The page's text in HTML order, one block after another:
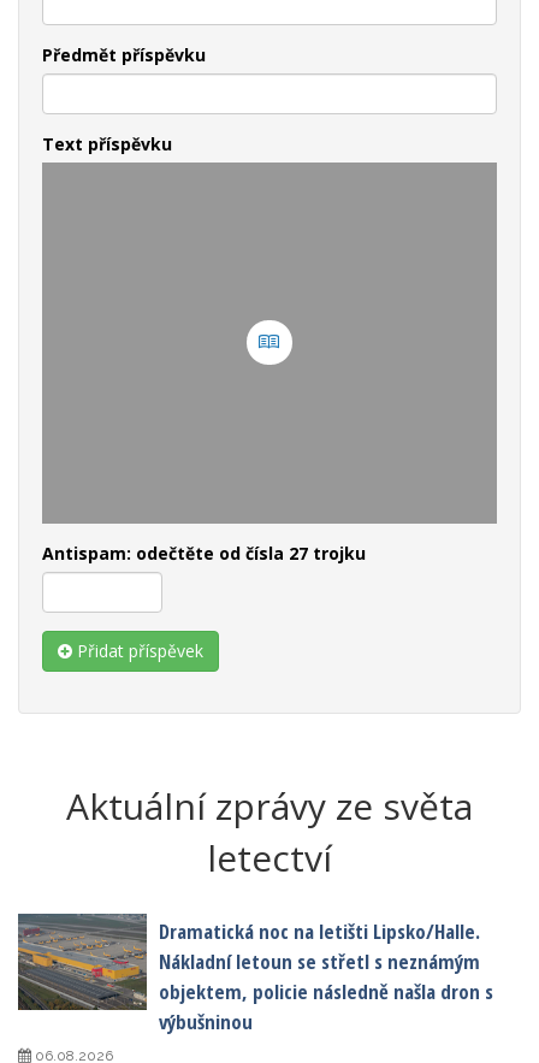
Předmět příspěvku
Text příspěvku
Antispam: odečtěte od čísla 27 trojku
Přidat příspěvek
Aktuální zprávy ze světa
letectví
Dramatická noc na letišti Lipsko/Halle.
Nákladní letoun se střetl s neznámým
objektem, policie následně našla dron s
výbušninou
06.08.2026